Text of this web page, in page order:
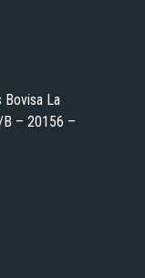
Bovisa La
B – 20156 –